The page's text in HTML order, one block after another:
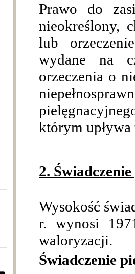
Prawo do
nieokreślony,
lub
wydane na
orzeczenia o
którym
2.
Wysokość
r. wynosi
waloryzacji.
Świadczenie